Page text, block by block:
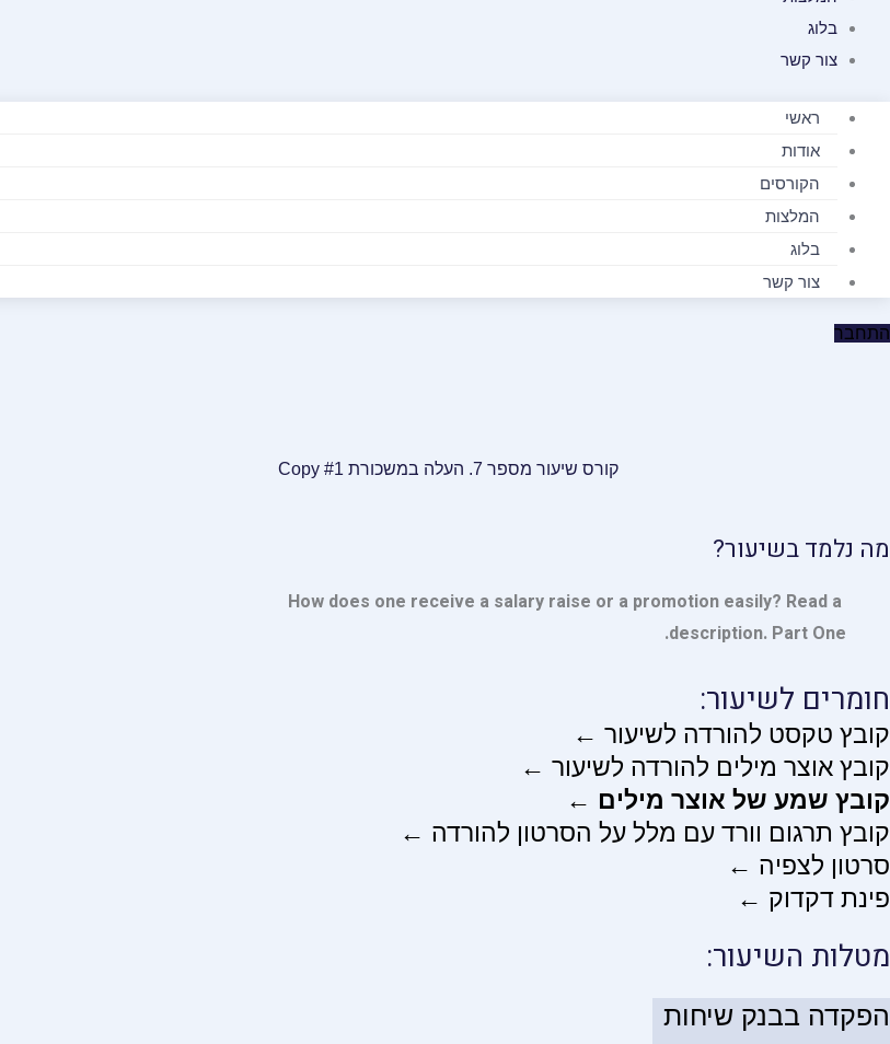
בלוג
צור קשר
ראשי
אודות
הקורסים
המלצות
בלוג
צור קשר
התחבר
קורס שיעור מספר 7. העלה במשכורת #1 Copy
מה נלמד בשיעור?
How does one receive a salary raise or a promotion easily? Read a
description. Part One.
חומרים לשיעור:
קובץ טקסט להורדה לשיעור ←
קובץ אוצר מילים להורדה לשיעור ←
קובץ שמע של אוצר מילים ←
קובץ תרגום וורד עם מלל על הסרטון להורדה ←
סרטון לצפיה ←
פינת דקדוק ←
מטלות השיעור:
הפקדה בבנק שיחות